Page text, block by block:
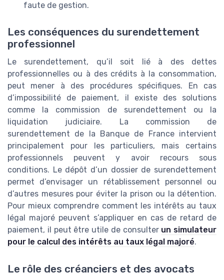
faute de gestion.
Les conséquences du surendettement
professionnel
Le surendettement, qu’il soit lié à des dettes
professionnelles ou à des crédits à la consommation,
peut mener à des procédures spécifiques. En cas
d’impossibilité de paiement, il existe des solutions
comme la commission de surendettement ou la
liquidation judiciaire. La commission de
surendettement de la Banque de France intervient
principalement pour les particuliers, mais certains
professionnels peuvent y avoir recours sous
conditions. Le dépôt d’un dossier de surendettement
permet d’envisager un rétablissement personnel ou
d’autres mesures pour éviter la prison ou la détention.
Pour mieux comprendre comment les intérêts au taux
légal majoré peuvent s’appliquer en cas de retard de
paiement, il peut être utile de consulter un simulateur
pour le calcul des intérêts au taux légal majoré.
Le rôle des créanciers et des avocats